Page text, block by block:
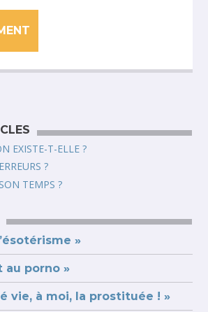
EXISTE-T-ELLE ?
?
TEMPS ?
»
au porno »
vie, à moi, la prostituée ! »